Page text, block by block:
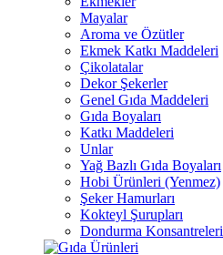
Mayalar
Aroma ve Özütler
Ekmek Katkı Maddeleri
Çikolatalar
Dekor Şekerler
Genel Gıda Maddeleri
Gıda Boyaları
Katkı Maddeleri
Unlar
Yağ Bazlı Gıda Boyaları
Hobi Ürünleri (Yenmez)
Şeker Hamurları
Kokteyl Şurupları
Dondurma Konsantreleri